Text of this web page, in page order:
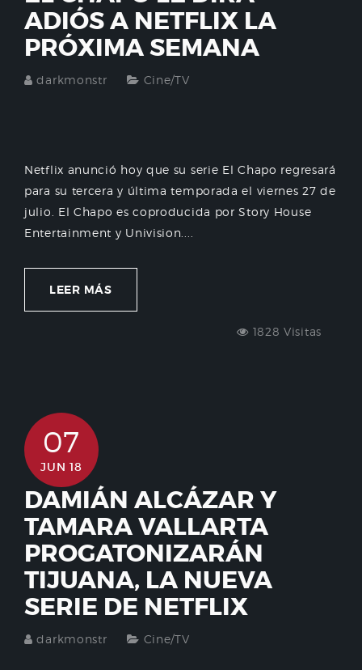
ADIÓS A NETFLIX LA
PRÓXIMA SEMANA
darkmonstr Cine/TV
Netflix anunció hoy que su serie El Chapo regresará
para su tercera y última temporada el viernes 27 de
julio. El Chapo es coproducida por Story House
Entertainment y Univision....
LEER MÁS
1828 Visitas
07
JUN 18
DAMIÁN ALCÁZAR Y
TAMARA VALLARTA
PROGATONIZARÁN
TIJUANA, LA NUEVA
SERIE DE NETFLIX
darkmonstr Cine/TV